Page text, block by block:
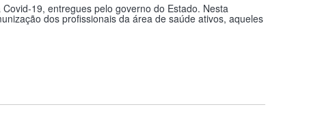
19, entregues pelo governo do Estado. Nesta
dos profissionais da área de saúde ativos, aqueles